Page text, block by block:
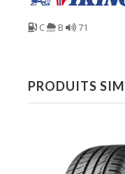
C B 71
PRODUITS